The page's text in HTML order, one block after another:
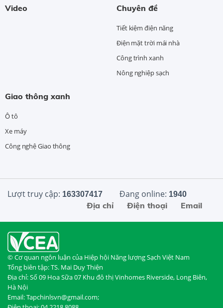
Video Chuyên đề
Tiết kiệm điện năng
Điện mặt trời mái nhà
Công trình xanh
Nông nghiệp sạch
Giao thông xanh
Ô tô
Xe máy
Công nghệ Giao thông
Lượt truy cập: 163307417 Đang online: 1940
Email
Điện thoại
Địa chỉ
© Cơ quan ngôn luận của Hiệp hội Năng lượng Sạch Việt Nam
Tổng biên tập: TS. Mai Duy Thiện
Địa chỉ: Số 09 Hoa Sữa 07 Khu đô thị Vinhomes Riverside, Long Biên,
Hà Nội
Email: Tapchinlsvn@gmail.com;